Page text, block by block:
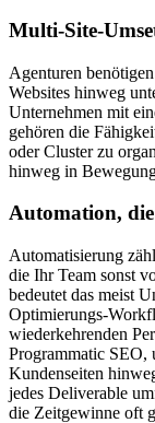
Agenturen
Websites hinweg
Unternehmen mit
gehören die
oder Cluster zu
hinweg in
Automation,
Automatisierung
die Ihr Team sonst
bedeutet das meist
wiederkehrenden
Programmatic SEO,
Kundenseiten
jedes Deliverable
die Zeitgewinne oft